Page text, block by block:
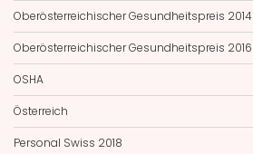
Oberösterreichischer Gesundheitspreis 2014
Oberösterreichischer Gesundheitspreis 2016
OSHA
Österreich
Personal Swiss 2018